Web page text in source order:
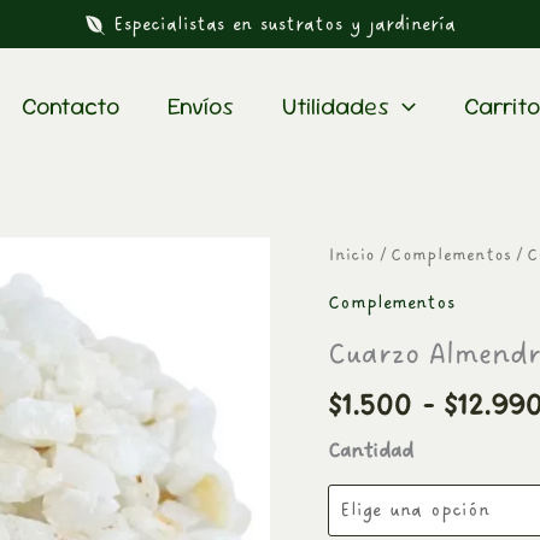
Especialistas en sustratos y jardinería
Contacto Envíos Utilidades Carrito
Inicio /Complementos /
Complementos
Cuarzo
$1.500 - $
Cantidad
Cuarzo
Almendra
cantidad